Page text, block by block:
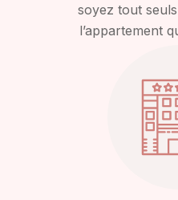
soyez tout
l’appartement